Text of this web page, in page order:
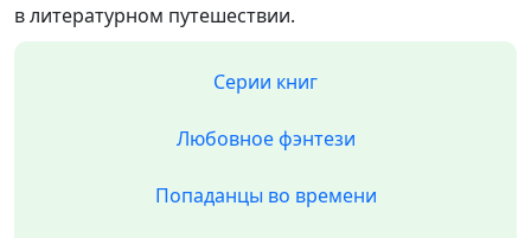
в литературном путешествии.
Серии книг
Любовное фэнтези
Попаданцы во времени